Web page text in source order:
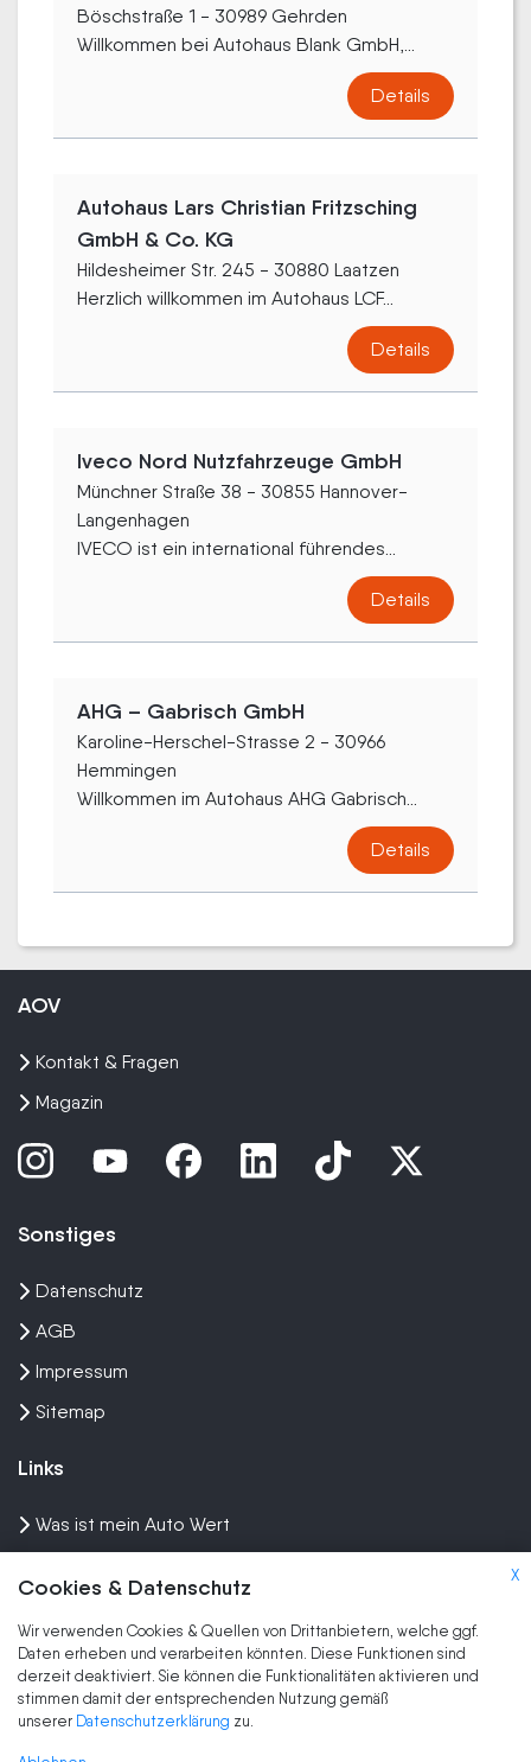
Böschstraße 1 - 30989 Gehrden
Willkommen bei Autohaus Blank GmbH,...
Details
Autohaus Lars Christian Fritzsching
GmbH & Co. KG
Hildesheimer Str. 245 - 30880 Laatzen
Herzlich willkommen im Autohaus LCF...
Details
Iveco Nord Nutzfahrzeuge GmbH
Münchner Straße 38 - 30855 Hannover-
Langenhagen
IVECO ist ein international führendes...
Details
AHG – Gabrisch GmbH
Karoline-Herschel-Strasse 2 - 30966
Hemmingen
Willkommen im Autohaus AHG Gabrisch...
Details
X
Cookies & Datenschutz
Wir verwenden Cookies & Quellen von Drittanbietern, welche ggf.
Daten erheben und verarbeiten könnten. Diese Funktionen sind
derzeit deaktiviert. Sie können die Funktionalitäten aktivieren und
stimmen damit der entsprechenden Nutzung gemäß
unserer Datenschutzerklärung zu.
AOV
Kontakt & Fragen
Magazin
Sonstiges
Datenschutz
AGB
Impressum
Sitemap
Links
Was ist mein Auto Wert
Wir kaufen dein Auto
Marken